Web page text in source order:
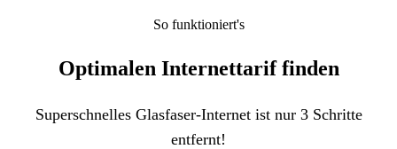
So funktioniert's
Optimalen Internettarif finden
Superschnelles Glasfaser-Internet ist nur 3 Schritte
entfernt!